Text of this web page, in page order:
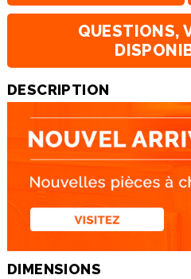
QUESTIONS,
DESCRIPTION
DIMENSIONS